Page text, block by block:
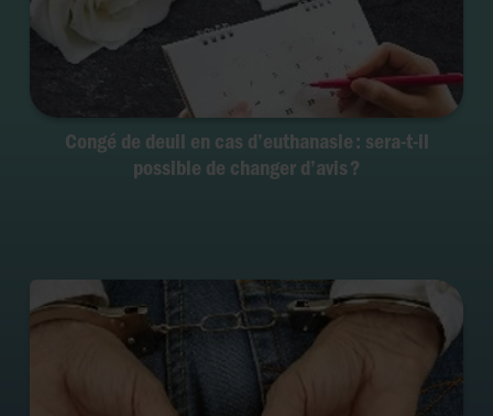
Congé de deuil en cas d’euthanasie : sera-t-il
possible de changer d’avis ?